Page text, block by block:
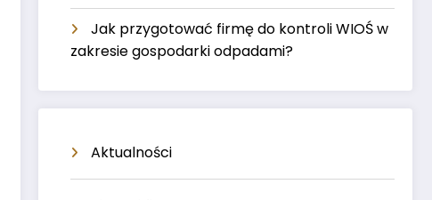
Jak przygotować firmę do kontroli WIOŚ w
zakresie gospodarki odpadami?
Aktualności